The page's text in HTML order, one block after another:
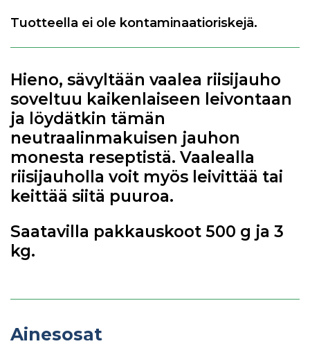
Tuotteella ei ole kontaminaatioriskejä.
Hieno, sävyltään vaalea riisijauho
soveltuu kaikenlaiseen leivontaan
ja löydätkin tämän
neutraalinmakuisen jauhon
monesta reseptistä. Vaalealla
riisijauholla voit myös leivittää tai
keittää siitä puuroa.
Saatavilla pakkauskoot 500 g ja 3
kg.
Ainesosat